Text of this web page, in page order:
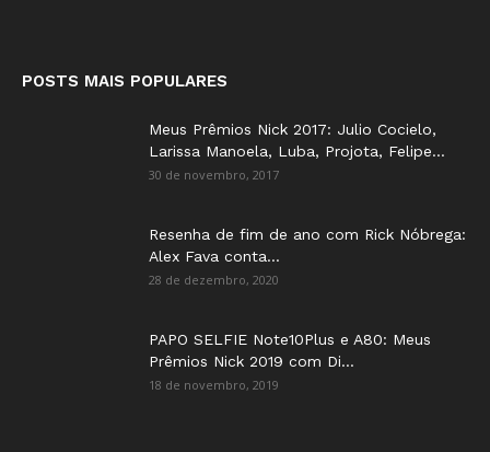
POSTS MAIS POPULARES
Meus Prêmios Nick 2017: Julio Cocielo,
Larissa Manoela, Luba, Projota, Felipe...
30 de novembro, 2017
Resenha de fim de ano com Rick Nóbrega:
Alex Fava conta...
28 de dezembro, 2020
PAPO SELFIE Note10Plus e A80: Meus
Prêmios Nick 2019 com Di...
18 de novembro, 2019